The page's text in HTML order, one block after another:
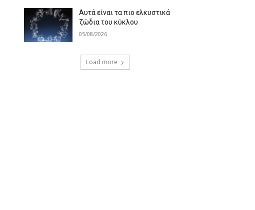
Αυτά είναι τα πιο ελκυστικά
ζώδια του κύκλου
05/08/2026
Load more